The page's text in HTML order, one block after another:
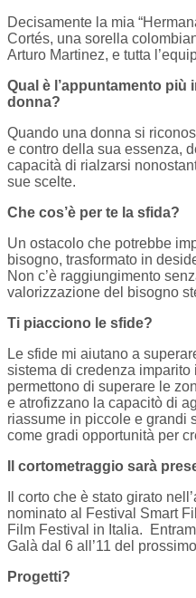
Decisamente la mia
Cortés, una sorella
Arturo Martinez, e tutta
Qual è l’appuntamento
donna?
Quando una donna si
e contro della sua essenza,
capacità di rialzarsi
sue scelte.
Che cos’è per te la sfida?
Un ostacolo che potrebbe
bisogno, trasformato in
Non c’è raggiungimento
valorizzazione del bisogno
Ti piacciono le sfide?
Le sfide mi aiutano a
sistema di credenza imparito
permettono di superare le
e atrofizzano la capacitò di
riassume in piccole e grandi
come gradi opportunità per
Il cortometraggio sarà
Il corto che è stato girato
nominato al Festival Smart
Film Festival in Italia.
Galà dal 6 all’11 del
Progetti?